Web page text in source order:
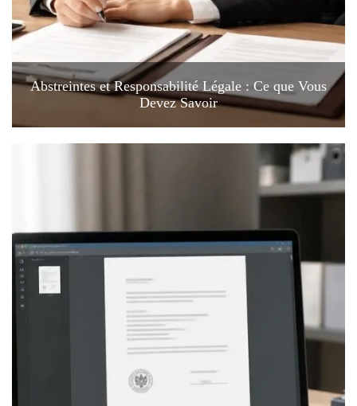
Abstreintes et Responsabilité Légale : Ce que Vous
Devez Savoir